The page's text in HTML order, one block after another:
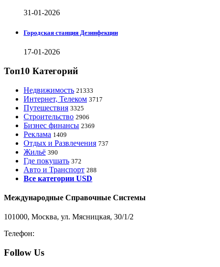
31-01-2026
Городская станция Дезинфекции
17-01-2026
Топ10 Категорий
Недвижимость 21333
Интернет, Телеком 3717
Путешествия 3325
Строительство 2906
Бизнес финансы 2369
Реклама 1409
Отдых и Развлечения 737
Жильё 390
Где покушать 372
Авто и Транспорт 288
Все категории USD
Международные Справочные Системы
101000, Москва, ул. Мясницкая, 30/1/2
Телефон:
Follow Us